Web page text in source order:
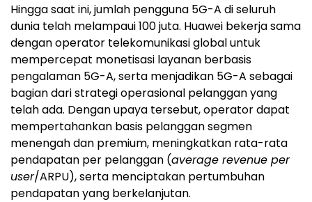
Hingga saat ini, jumlah pengguna 5G-A di seluruh
dunia telah melampaui 100 juta. Huawei bekerja sama
dengan operator telekomunikasi global untuk
mempercepat monetisasi layanan berbasis
pengalaman 5G-A, serta menjadikan 5G-A sebagai
bagian dari strategi operasional pelanggan yang
telah ada. Dengan upaya tersebut, operator dapat
mempertahankan basis pelanggan segmen
menengah dan premium, meningkatkan rata-rata
pendapatan per pelanggan (average revenue per
user/ARPU), serta menciptakan pertumbuhan
pendapatan yang berkelanjutan.